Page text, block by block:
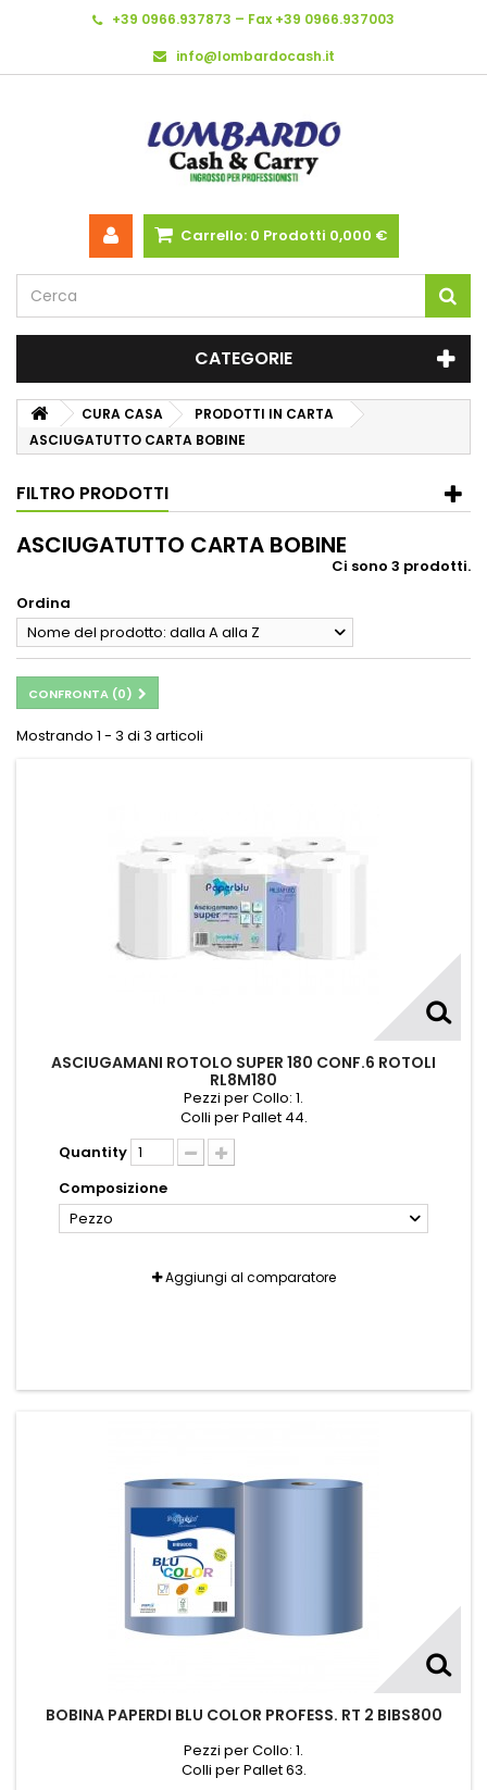
+39 0966.937873 – Fax +39 0966.937003
info@lombardocash.it
Carrello: 0 Prodotti 0,000 €
CATEGORIE
CURA CASA
PRODOTTI IN CARTA
ASCIUGATUTTO CARTA BOBINE
FILTRO PRODOTTI
ASCIUGATUTTO CARTA BOBINE
Ci sono 3 prodotti.
Ordina
Nome del prodotto: dalla A alla Z
CONFRONTA (0)
Mostrando 1 - 3 di 3 articoli
ASCIUGAMANI ROTOLO SUPER 180 CONF.6 ROTOLI
RL8M180
Pezzi per Collo: 1.
Colli per Pallet 44.
Quantity
Composizione
Pezzo
Aggiungi al comparatore
BOBINA PAPERDI BLU COLOR PROFESS. RT 2 BIBS800
Pezzi per Collo: 1.
Colli per Pallet 63.